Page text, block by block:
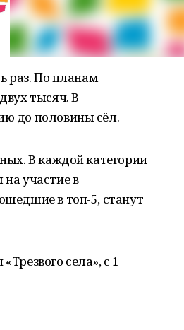
раз. По планам
тысяч. В
до половины сёл.
В каждой категории
участие в
в топ-5, станут
села», с 1